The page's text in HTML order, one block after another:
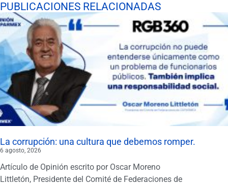
PUBLICACIONES RELACIONADAS
La corrupción: una cultura que debemos romper.
6 agosto, 2026
Artículo de Opinión escrito por Oscar Moreno
Littletón, Presidente del Comité de Federaciones de